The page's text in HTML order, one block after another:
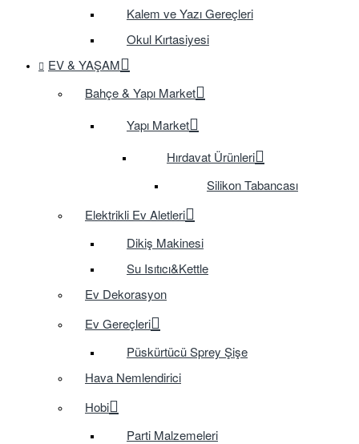
Kalem ve Yazı Gereçleri
Okul Kırtasiyesi
EV & YAŞAM
Bahçe & Yapı Market
Yapı Market
Hırdavat Ürünleri
Silikon Tabancası
Elektrikli Ev Aletleri
Dikiş Makinesi
Su Isıtıcı&Kettle
Ev Dekorasyon
Ev Gereçleri
Püskürtücü Sprey Şişe
Hava Nemlendirici
Hobi
Parti Malzemeleri